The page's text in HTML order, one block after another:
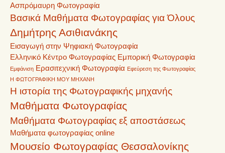
Ασπρόμαυρη Φωτογραφία
Βασικά Μαθήματα Φωτογραφίας για Όλους
Δημήτρης Ασιθιανάκης
Εισαγωγή στην Ψηφιακή Φωτογραφία
Ελληνικό Κέντρο Φωτογραφίας Εμπορική Φωτογραφία
Εμφάνιση Ερασιτεχνική Φωτογραφία Εφεύρεση της Φωτογραφίας
Η ΦΩΤΟΓΡΑΦΙΚΗ ΜΟΥ ΜΗΧΑΝΗ
Η ιστορία της Φωτογραφικής μηχανής
Μαθήματα Φωτογραφίας
Μαθήματα Φωτογραφίας εξ αποστάσεως
Μαθήματα φωτογραφίας online
Μουσείο Φωτογραφίας Θεσσαλονίκης